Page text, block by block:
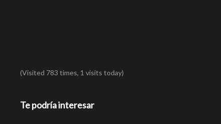
(Visited 783 times, 1 visits today)
Te podría interesar